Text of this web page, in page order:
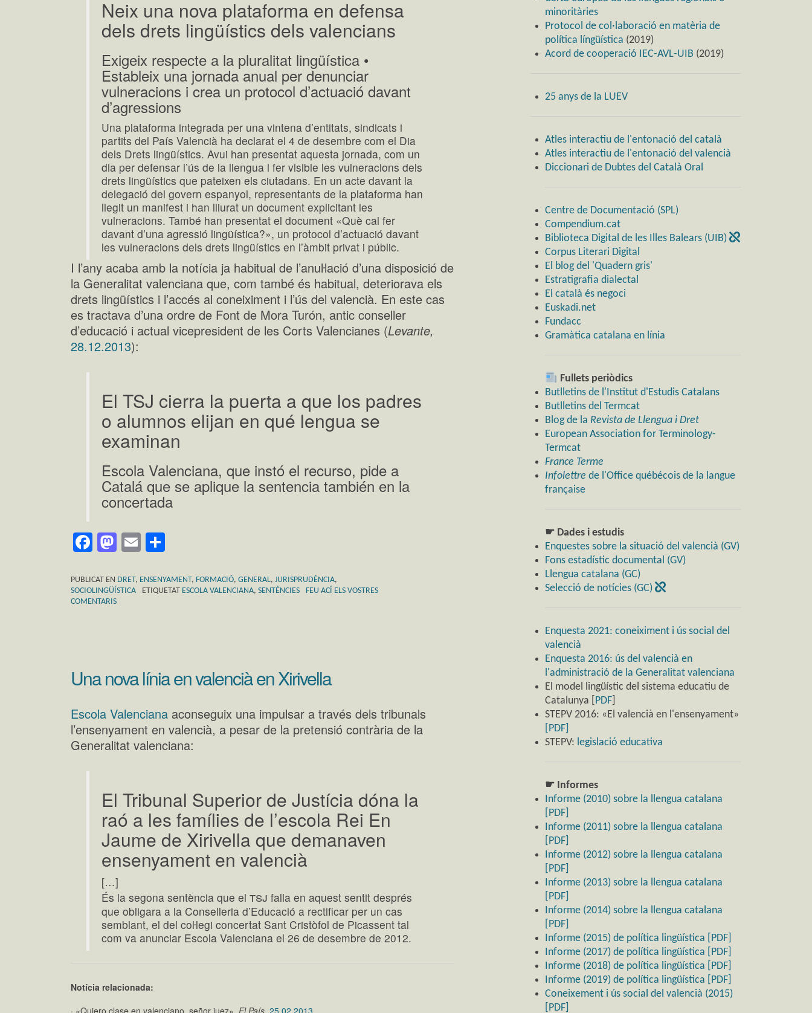
Neix una nova plataforma en defensa
dels drets lingüístics dels valencians
Exigeix respecte a la pluralitat lingüística •
Estableix una jornada anual per denunciar
vulneracions i crea un protocol d’actuació davant
d’agressions
Una plataforma integrada per una vintena d’entitats, sindicats i
partits del País Valencià ha declarat el 4 de desembre com el Dia
dels Drets lingüístics. Avui han presentat aquesta jornada, com un
dia per defensar l’ús de la llengua i fer visible les vulneracions dels
drets lingüístics que pateixen els ciutadans. En un acte davant la
delegació del govern espanyol, representants de la plataforma han
llegit un manifest i han lliurat un document explicitant les
vulneracions. També han presentat el document «Què cal fer
davant d’una agressió lingüística?», un protocol d’actuació davant
les vulneracions dels drets lingüístics en l’àmbit privat i públic.
I l’any acaba amb la notícia ja habitual de l’anuŀlació d’una disposició de
la Generalitat valenciana que, com també és habitual, deteriorava els
drets lingüístics i l’accés al coneiximent i l’ús del valencià. En este cas
es tractava d’una ordre de Font de Mora Turón, antic conseller
d’educació i actual vicepresident de les Corts Valencianes (Levante,
28.12.2013):
El TSJ cierra la puerta a que los padres
o alumnos elijan en qué lengua se
examinan
Escola Valenciana, que instó el recurso, pide a
Catalá que se aplique la sentencia también en la
concertada
Facebook
Mastodon
Email
PUBLICAT EN DRET, ENSENYAMENT, FORMACIÓ, GENERAL, JURISPRUDÈNCIA,
SOCIOLINGÜÍSTICA
ETIQUETAT ESCOLA VALENCIANA, SENTÈNCIES
FEU ACÍ ELS VOSTRES
COMENTARIS
Una nova línia en valencià en Xirivella
Escola Valenciana aconseguix una impulsar a través dels tribunals
l’ensenyament en valencià, a pesar de la pretensió contrària de la
Generalitat valenciana:
El Tribunal Superior de Justícia dóna la
raó a les famílies de l’escola Rei En
Jaume de Xirivella que demanaven
ensenyament en valencià
[…]
És la segona sentència que eltsj falla en aquest sentit després
que obligara a la Conselleria d’Educació a rectificar per un cas
semblant, el del coŀlegi concertat Sant Cristòfol de Picassent tal
com va anunciar Escola Valenciana el 26 de desembre de 2012.
Notícia relacionada:
· «Quiero clase en valenciano, señor juez», El País, 25.02.2013
minoritàries
Protocol de col·laboració en matèria de
política língüística (2019)
Acord de cooperació IEC-AVL-UIB (2019)
25 anys de la LUEV
Atles interactiu de l'entonació del català
Atles interactiu de l'entonació del valencià
Diccionari de Dubtes del Català Oral
Centre de Documentació (SPL)
Compendium.cat
Biblioteca Digital de les Illes Balears (UIB)
Corpus Literari Digital
El blog del 'Quadern gris'
Estratigrafia dialectal
El català és negoci
Euskadi.net
Fundacc
Gramàtica catalana en línia
Fullets periòdics
Butlletins de l'Institut d'Estudis Catalans
Butlletins del Termcat
Blog de la Revista de Llengua i Dret
European Association for Terminology-
Termcat
France Terme
Infolettre de l'Office québécois de la langue
française
☛ Dades i estudis
Enquestes sobre la situació del valencià (GV)
Fons estadístic documental (GV)
Llengua catalana (GC)
Selecció de notícies (GC)
Enquesta 2021: coneiximent i ús social del
valencià
Enquesta 2016: ús del valencià en
l'administració de la Generalitat valenciana
El model lingüístic del sistema educatiu de
Catalunya [
PDF
STEPV 2016: «El valencià en l'ensenyament»
[PDF]
STEPV: legislació educativa
☛ Informes
Informe (2010) sobre la llengua catalana
[PDF]
Informe (2011) sobre la llengua catalana
[PDF]
Informe (2012) sobre la llengua catalana
[PDF]
Informe (2013) sobre la llengua catalana
[PDF]
Informe (2014) sobre la llengua catalana
[PDF]
Informe (2015) de política lingüística [PDF]
Informe (2017) de política lingüística [PDF]
Informe (2018) de política lingüística [PDF]
Informe (2019) de política lingüística [PDF]
Coneixement i ús social del valencià (2015)
[PDF]